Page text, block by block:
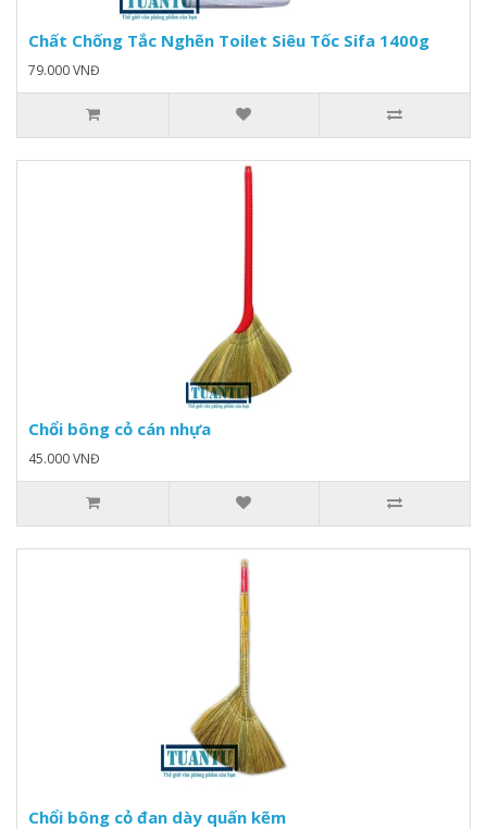
Chất Chống Tắc Nghẽn Toilet Siêu Tốc Sifa 1400g
79.000 VNĐ
Chổi bông cỏ cán nhựa
45.000 VNĐ
Chổi bông cỏ đan dày quấn kẽm